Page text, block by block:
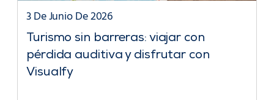
Turismo sin barreras: viajar con
pérdida auditiva y disfrutar con
Visualfy
3 De Junio De 2026